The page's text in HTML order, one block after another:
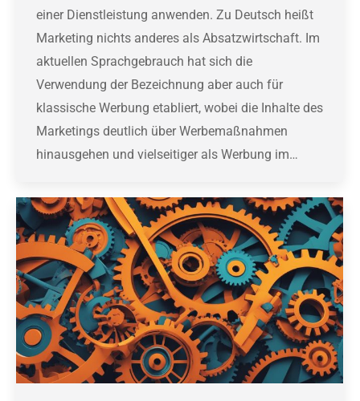
einer Dienstleistung anwenden. Zu Deutsch heißt
Marketing nichts anderes als Absatzwirtschaft. Im
aktuellen Sprachgebrauch hat sich die
Verwendung der Bezeichnung aber auch für
klassische Werbung etabliert, wobei die Inhalte des
Marketings deutlich über Werbemaßnahmen
hinausgehen und vielseitiger als Werbung im…